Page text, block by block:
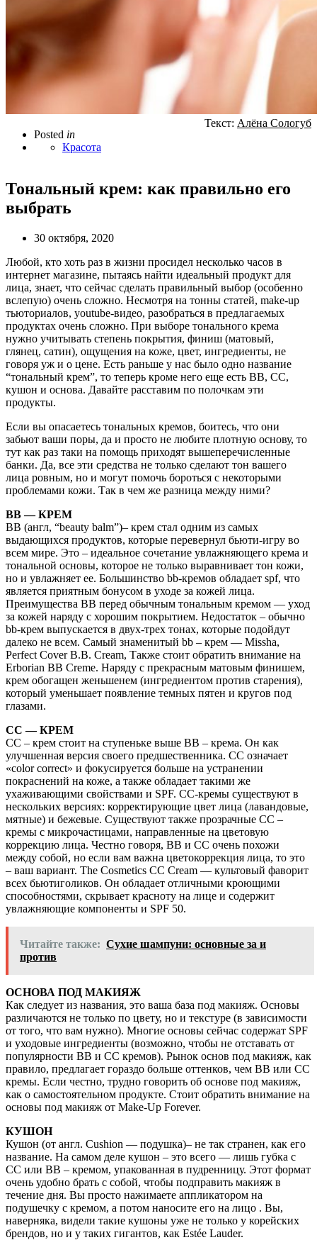
Posted in
Красота
Текст: Алёна Сологуб
Тональный крем: как правильно его
выбрать
30 октября, 2020
Любой, кто хоть раз в жизни просидел несколько часов в
интернет магазине, пытаясь найти идеальный продукт для
лица, знает, что сейчас сделать правильный выбор (особенно
вслепую) очень сложно. Несмотря на тонны статей, make-up
тьюториалов, youtube-видео, разобраться в предлагаемых
продуктах очень сложно. При выборе тонального крема
нужно учитывать степень покрытия, финиш (матовый,
глянец, сатин), ощущения на коже, цвет, ингредиенты, не
говоря уж и о цене. Есть раньше у нас было одно название
“тональный крем”, то теперь кроме него еще есть BB, CC,
кушон и основа. Давайте расставим по полочкам эти
продукты.
Если вы опасаетесь тональных кремов, боитесь, что они
забьют ваши поры, да и просто не любите плотную основу, то
тут как раз таки на помощь приходят вышеперечисленные
банки. Да, все эти средства не только сделают тон вашего
лица ровным, но и могут помочь бороться с некоторыми
проблемами кожи. Так в чем же разница между ними?
BB — КРЕМ
BB (англ, “beauty balm”)– крем стал одним из самых
выдающихся продуктов, которые перевернул бьюти-игру во
всем мире. Это – идеальное сочетание увлажняющего крема и
тональной основы, которое не только выравнивает тон кожи,
но и увлажняет ее. Большинство bb-кремов обладает spf, что
является приятным бонусом в уходе за кожей лица.
Преимущества BB перед обычным тональным кремом — уход
за кожей наряду с хорошим покрытием. Недостаток – обычно
bb-крем выпускается в двух-трех тонах, которые подойдут
далеко не всем. Самый знаменитый bb – крем — Missha,
Perfect Cover B.B. Cream, Также стоит обратить внимание на
Erborian BB Creme. Наряду с прекрасным матовым финишем,
крем обогащен женьшенем (ингредиентом против старения),
который уменьшает появление темных пятен и кругов под
глазами.
CC — КРЕМ
CC – крем стоит на ступеньке выше BB – крема. Он как
улучшенная версия своего предшественника. CC означает
«color correct» и фокусируется больше на устранении
покраснений на коже, а также обладает такими же
ухаживающими свойствами и SPF. CC-кремы существуют в
нескольких версиях: корректирующие цвет лица (лавандовые,
мятные) и бежевые. Существуют также прозрачные CC –
кремы с микрочастицами, направленные на цветовую
коррекцию лица. Честно говоря, BB и CC очень похожи
между собой, но если вам важна цветокоррекция лица, то это
– ваш вариант. The Cosmetics CC Cream — культовый фаворит
всех бьютиголиков. Он обладает отличными кроющими
способностями, скрывает красноту на лице и содержит
увлажняющие компоненты и SPF 50.
Читайте также: Сухие шампуни: основные за и
против
ОСНОВА ПОД МАКИЯЖ
Как следует из названия, это ваша база под макияж. Основы
различаются не только по цвету, но и текстуре (в зависимости
от того, что вам нужно). Многие основы сейчас содержат SPF
и уходовые ингредиенты (возможно, чтобы не отставать от
популярности BB и CC кремов). Рынок основ под макияж, как
правило, предлагает гораздо больше оттенков, чем BB или CC
кремы. Если честно, трудно говорить об основе под макияж,
как о самостоятельном продукте. Стоит обратить внимание на
основы под макияж от Make-Up Forever.
КУШОН
Кушон (от англ. Cushion — подушка)– не так странен, как его
название. На самом деле кушон – это всего — лишь губка с
СС или BB – кремом, упакованная в пудренницу. Этот формат
очень удобно брать с собой, чтобы подправить макияж в
течение дня. Вы просто нажимаете аппликатором на
подушечку с кремом, а потом наносите его на лицо . Вы,
наверняка, видели такие кушоны уже не только у корейских
брендов, но и у таких гигантов, как Estée Lauder.